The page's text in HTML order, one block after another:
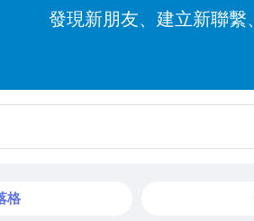
發現新朋友、建立新聯繫
格